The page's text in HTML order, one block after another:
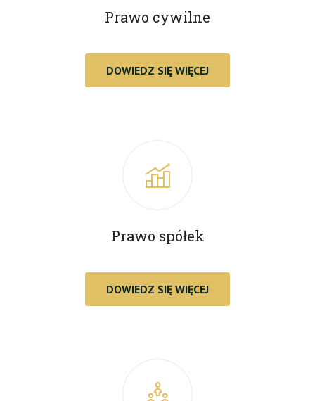
Prawo cywilne
DOWIEDZ SIĘ WIĘCEJ
Prawo spółek
DOWIEDZ SIĘ WIĘCEJ